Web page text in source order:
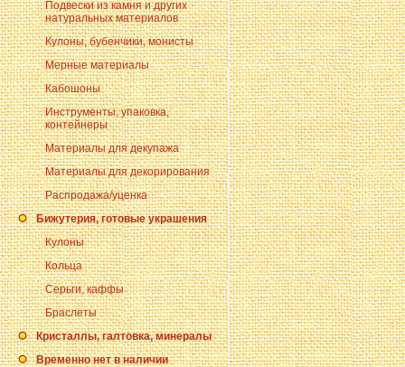
Подвески из камня и других
натуральных материалов
Кулоны, бубенчики, монисты
Мерные материалы
Кабошоны
Инструменты, упаковка,
контейнеры
Материалы для декупажа
Материалы для декорирования
Распродажа/уценка
Бижутерия, готовые украшения
Кулоны
Кольца
Серьги, каффы
Браслеты
Кристаллы, галтовка, минералы
Временно нет в наличии